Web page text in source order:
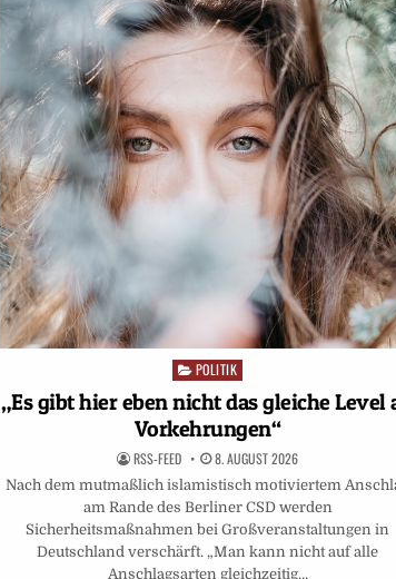
Posted
POLITIK
„Es gibt hier eben nicht das gleiche Level
Vorkehrungen“
RSS-FEED 8. AUGUST 2026
Nach dem mutmaßlich islamistisch motiviertem
am Rande des Berliner CSD werden
Sicherheitsmaßnahmen bei Großveranstaltungen in
Deutschland verschärft. „Man kann nicht auf alle
Anschlagsarten gleichzeitig…